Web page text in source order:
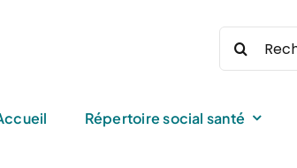
Rechercher:
Répertoire social santé